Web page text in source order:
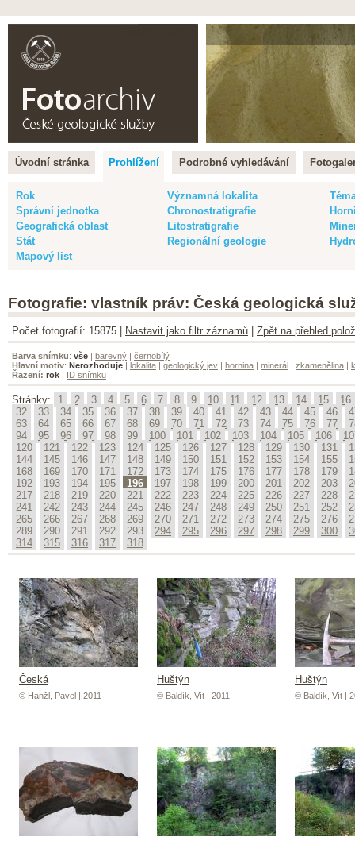
Úvodní stránka Prohlížení Podrobné vyhledávání
Rok Významná lokalita
Správní jednotka
Chronostratigrafie
Geografická oblast
Litostratigrafie
Stát
Regionální geologie
Mapový list
Fotografie: vlastník práv: Česká geologická
Počet fotografií: 15875 | Nastavit jako filtr záznamů Zpět na přehled
Barva snímku: vše | barevný | černobílý
Hlavní motiv: Nerozhoduje | lokalita | geologický jev | hornina | minerál | zkamenělina |
Řazení: rok | ID snímku
Stránky: 1 2 3 4 5 6 7 8 9 10 11 12 13 14 15
16
32
33 34 35 36 37 38 39 40 41 42 43 44 45 46
63
64 65 66 67 68 69 70 71 72 73 74 75 76 77
94
95 96 97 98 99 100 101 102 103 104 105 106
120
121 122 123 124 125 126 127 128 129 130 131
144
145 146 147 148 149 150 151 152 153 154 155
168
169 170 171 172 173 174 175 176 177 178 179
192
193 194 195 196 197 198 199 200 201 202 203
217
218 219 220 221 222 223 224 225 226 227 228
241
242 243 244 245 246 247 248 249 250 251 252
265
266 267 268 269 270 271 272 273 274 275 276
289
290 291 292 293 294 295 296 297 298 299 300
314
315 316 317 318
Česká
© Hanžl, Pavel | 2011
Huštýn
© Baldík, Vít | 2011
Huštýn
© Baldík, Vít |